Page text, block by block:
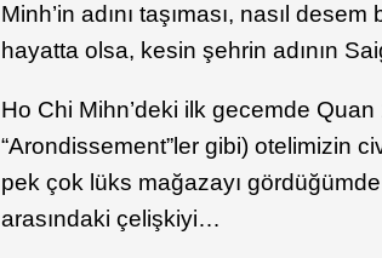
Minh’in adını taşıması, nasıl
hayatta olsa, kesin şehrin adının
Ho Chi Mihn’deki ilk gecemde Quan
“Arondissement”ler gibi) otelimizin
pek çok lüks mağazayı
arasındaki çelişkiyi…